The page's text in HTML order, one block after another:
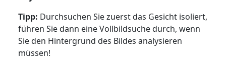
Tipp: Durchsuchen Sie zuerst das Gesicht isoliert,
führen Sie dann eine Vollbildsuche durch, wenn
Sie den Hintergrund des Bildes analysieren
müssen!